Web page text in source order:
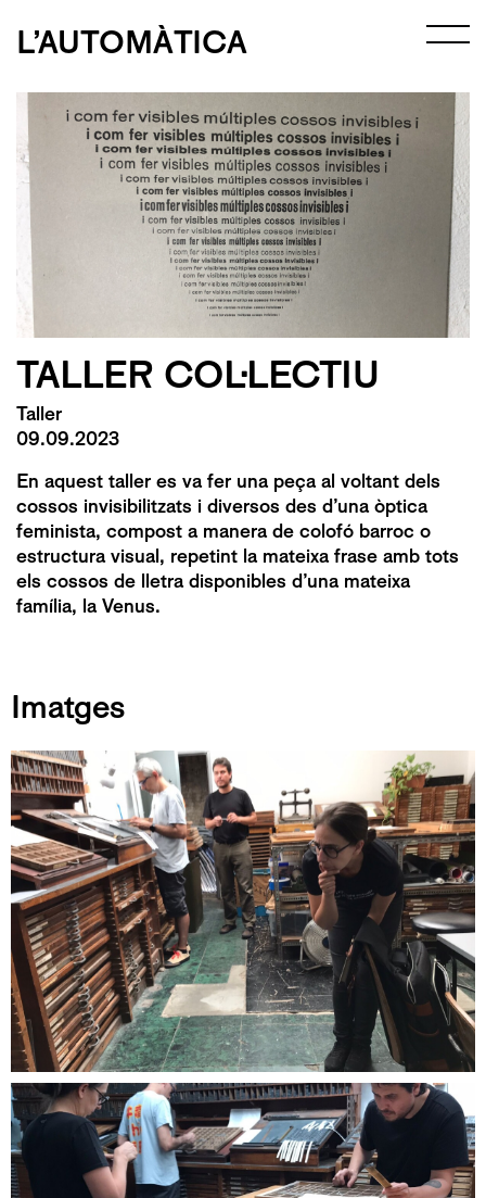
L’AUTOMÀTICA
TALLER COL·LECTIU
Taller
09.09.2023
En aquest taller es va fer una peça al voltant dels
cossos invisibilitzats i diversos des d’una òptica
feminista, compost a manera de colofó barroc o
estructura visual, repetint la mateixa frase amb tots
els cossos de lletra disponibles d’una mateixa
família, la Venus.
Imatges